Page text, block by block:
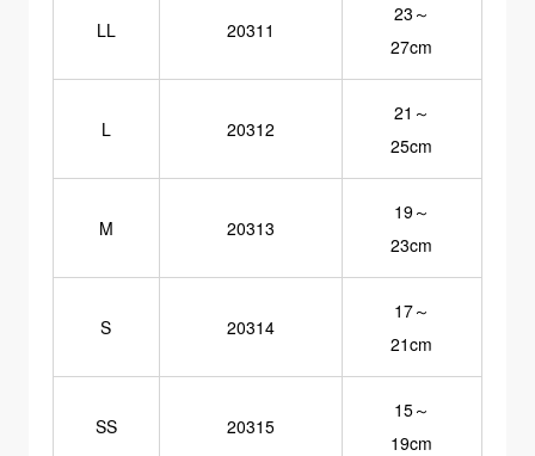
LL 20311
23～
27cm
L 20312
21～
25cm
M 20313
19～
23cm
S 20314
17～
21cm
SS 20315
15～
19cm